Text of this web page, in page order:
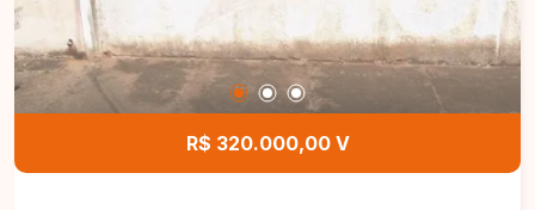
para conhecer este terreno.
R$ 320.000,00 V